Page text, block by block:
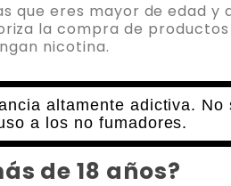
que eres mayor de edad y
la compra de productos
nicotina.
altamente adictiva. No
a los no fumadores.
de 18 años?
RASPBERRY PIE
CANTIDAD
- +